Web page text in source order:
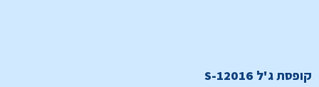
קופסת ג'ל S-12016